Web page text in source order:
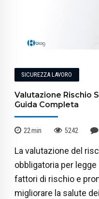
SICUREZZA LAVORO
Valutazione Rischio
Guida Completa
22min 5242
La valutazione del
obbligatoria per
fattori di rischio e
migliorare la salute